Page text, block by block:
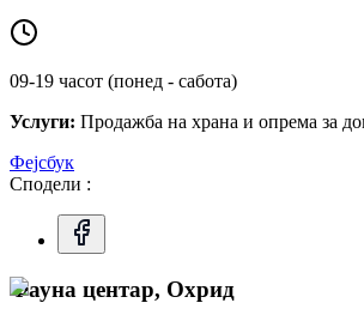
09-19 часот (понед - сабота)
Услуги: Продажба на храна и опрема за
Фејсбук
Сподели :
Фауна центар, Охрид